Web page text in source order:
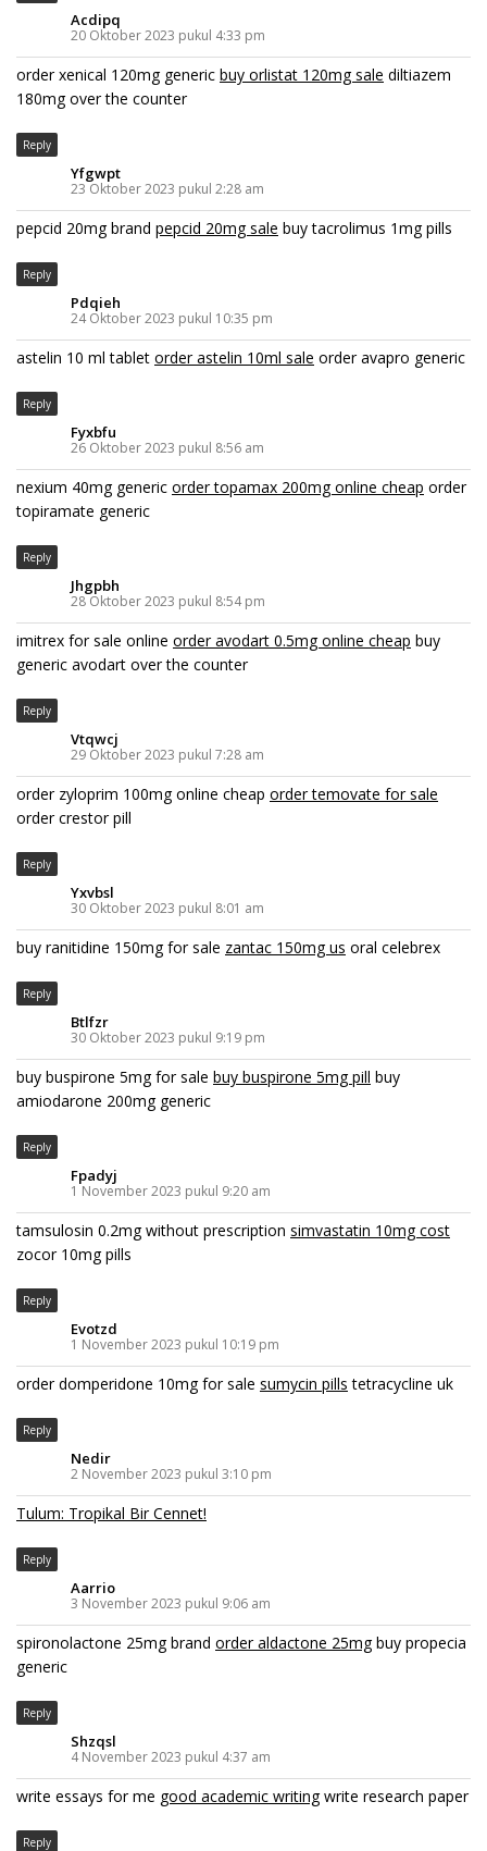
Acdipq
20 Oktober 2023 pukul 4:33 pm
order xenical 120mg generic buy orlistat 120mg sale diltiazem
180mg over the counter
Reply
Yfgwpt
23 Oktober 2023 pukul 2:28 am
pepcid 20mg brand pepcid 20mg sale buy tacrolimus 1mg pills
Reply
Pdqieh
24 Oktober 2023 pukul 10:35 pm
astelin 10 ml tablet order astelin 10ml sale order avapro generic
Reply
Fyxbfu
26 Oktober 2023 pukul 8:56 am
nexium 40mg generic order topamax 200mg online cheap order
topiramate generic
Reply
Jhgpbh
28 Oktober 2023 pukul 8:54 pm
imitrex for sale online order avodart 0.5mg online cheap buy
generic avodart over the counter
Reply
Vtqwcj
29 Oktober 2023 pukul 7:28 am
order zyloprim 100mg online cheap order temovate for sale
order crestor pill
Reply
Yxvbsl
30 Oktober 2023 pukul 8:01 am
buy ranitidine 150mg for sale zantac 150mg us oral celebrex
Reply
Btlfzr
30 Oktober 2023 pukul 9:19 pm
buy buspirone 5mg for sale buy buspirone 5mg pill buy
amiodarone 200mg generic
Reply
Fpadyj
1 November 2023 pukul 9:20 am
tamsulosin 0.2mg without prescription simvastatin 10mg cost
zocor 10mg pills
Reply
Evotzd
1 November 2023 pukul 10:19 pm
order domperidone 10mg for sale sumycin pills tetracycline uk
Reply
Nedir
2 November 2023 pukul 3:10 pm
Tulum: Tropikal Bir Cennet!
Reply
Aarrio
3 November 2023 pukul 9:06 am
spironolactone 25mg brand order aldactone 25mgbuy propecia
generic
Reply
Shzqsl
4 November 2023 pukul 4:37 am
write essays for me good academic writingwrite research paper
Reply